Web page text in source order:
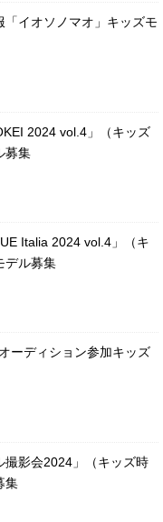
イオソノマオ」キッズモ
2024 vol.4」（キッズ
募集
Italia 2024 vol.4」（キ
デル募集
ーディション参加キッズ
撮影会2024」（キッズ時
集